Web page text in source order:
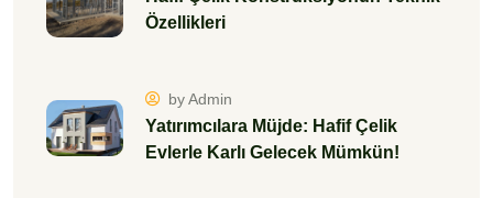
Özellikleri
by Admin
Yatırımcılara Müjde: Hafif Çelik
Evlerle Karlı Gelecek Mümkün!